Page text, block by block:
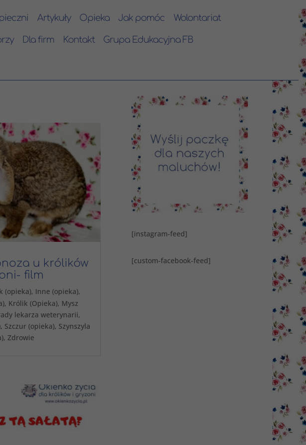
Artykuły Opieka Jak pomóc Wolontariat
Dla firm Kontakt Grupa Edukacyjna FB
u królików
film
(opieka), Inne (opieka),
, Królik (Opieka), Mysz
lekarza weterynarii,
, Szczur (opieka), Szynszyla
,Zdrowie
[instagram-feed]
[custom-facebook-feed]